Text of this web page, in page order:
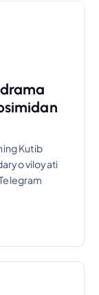
Kutib
viloyati